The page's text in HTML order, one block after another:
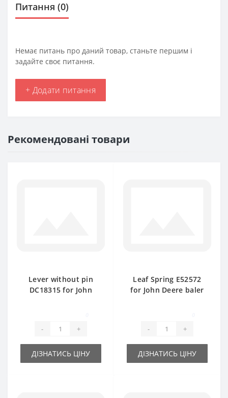
Питання (0)
Немає питань про даний товар, станьте першим і
задайте своє питання.
+ Додати питання
Рекомендовані товари
Lever without pin
DC18315 for John
- +
ДІЗНАТИСЬ ЦІНУ
Leaf Spring E52572
for John Deere baler
- +
ДІЗНАТИСЬ ЦІНУ